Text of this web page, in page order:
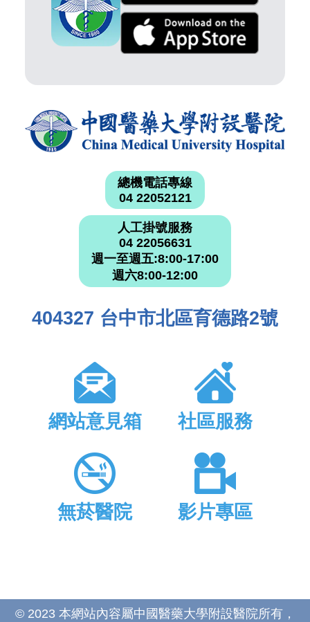
總機電話專線
04 22052121
人工掛號服務
04 22056631
週一至週五:8:00-17:00
週六8:00-12:00
404327 台中市北區育德路2號
網站意見箱 社區服務
無菸醫院 影片專區
© 2023 本網站內容屬中國醫藥大學附設醫院所有，